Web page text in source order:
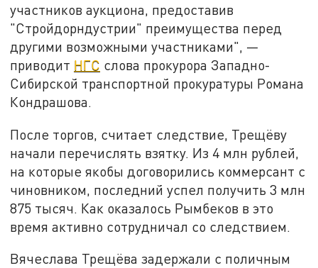
участников аукциона, предоставив
"Стройдорндустрии" преимущества перед
другими возможными участниками", —
приводит НГС слова прокурора Западно-
Сибирской транспортной прокуратуры Романа
Кондрашова.
После торгов, считает следствие, Трещёву
начали перечислять взятку. Из 4 млн рублей,
на которые якобы договорились коммерсант с
чиновником, последний успел получить 3 млн
875 тысяч. Как оказалось Рымбеков в это
время активно сотрудничал со следствием.
Вячеслава Трещёва задержали с поличным